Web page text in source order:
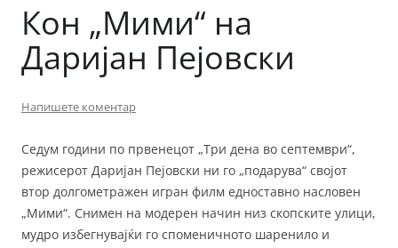
Кон „Мими“ на
Даријан Пејовски
Напишете коментар
Седум години по првенецот „Три дена во септември“,
режисерот Даријан Пејовски ни го „подарува“ својот
втор долгометражен игран филм едноставно насловен
„Мими“. Снимен на модерен начин низ скопските улици,
мудро избегнувајќи го споменичното шаренило и